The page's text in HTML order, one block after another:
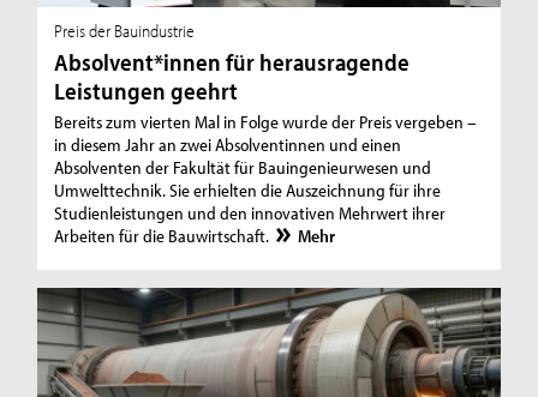
Preis der Bauindustrie
Absolvent*innen für herausragende
Leistungen geehrt
Bereits zum vierten Mal in Folge wurde der Preis vergeben –
in diesem Jahr an zwei Absolventinnen und einen
Absolventen der Fakultät für Bauingenieurwesen und
Umwelttechnik. Sie erhielten die Auszeichnung für ihre
Studienleistungen und den innovativen Mehrwert ihrer
Arbeiten für die Bauwirtschaft.
Mehr